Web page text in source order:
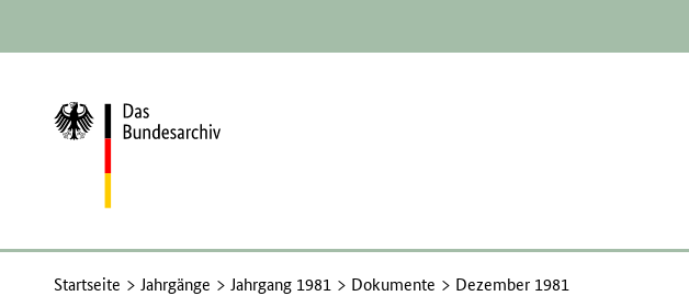
Zur
Startseite
Startseite Jahrgänge Jahrgang 1981 Dokumente Dezember 1981